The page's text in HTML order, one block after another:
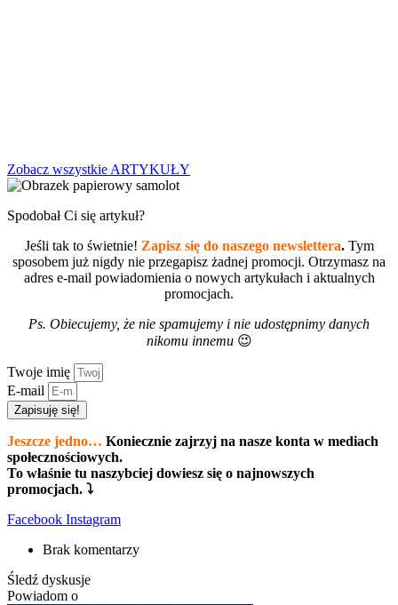
Zobacz wszystkie ARTYKUŁY
Spodobał Ci się artykuł?
Jeśli tak to świetnie! Zapisz się do naszego newslettera.Tym
sposobem już nigdy nie przegapisz żadnej promocji. Otrzymasz na
adres e-mail powiadomienia o nowych artykułach i aktualnych
promocjach.
Ps. Obiecujemy, że nie spamujemy i nie udostępnimy danych
nikomu innemu😉
Twoje imię
E-mail
Zapisuję się!
Jeszcze jedno… Koniecznie zajrzyj na nasze konta w mediach
społecznościowych.
To właśnie tu naszybciej dowiesz się o najnowszych
promocjach. ⤵
Facebook Instagram
Brak komentarzy
Śledź dyskusje
Powiadom o